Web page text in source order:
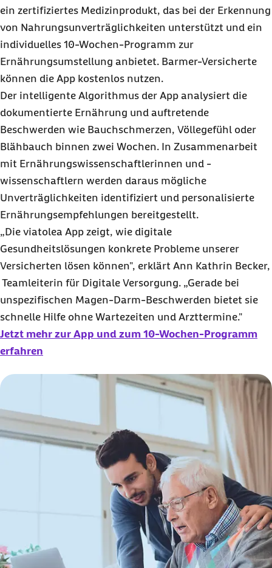
ein zertifiziertes Medizinprodukt, das bei der Erkennung
von Nahrungsunverträglichkeiten unterstützt und ein
individuelles 10-Wochen-Programm zur
Ernährungsumstellung anbietet. Barmer-Versicherte
können die App kostenlos nutzen.
Der intelligente Algorithmus der App analysiert die
dokumentierte Ernährung und auftretende
Beschwerden wie Bauchschmerzen, Völlegefühl oder
Blähbauch binnen zwei Wochen. In Zusammenarbeit
mit Ernährungswissenschaftlerinnen und -
wissenschaftlern werden daraus mögliche
Unverträglichkeiten identifiziert und personalisierte
Ernährungsempfehlungen bereitgestellt.
„Die viatolea App zeigt, wie digitale
Gesundheitslösungen konkrete Probleme unserer
Versicherten lösen können", erklärt Ann Kathrin Becker,
Teamleiterin für Digitale Versorgung. „Gerade bei
unspezifischen Magen-Darm-Beschwerden bietet sie
schnelle Hilfe ohne Wartezeiten und Arzttermine."
Jetzt mehr zur App und zum 10-Wochen-Programm
erfahren